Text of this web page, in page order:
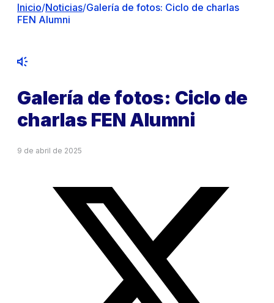
Inicio/Noticias/Galería de fotos: Ciclo de charlas
FEN Alumni
Galería de fotos: Ciclo de
charlas FEN Alumni
9 de abril de 2025